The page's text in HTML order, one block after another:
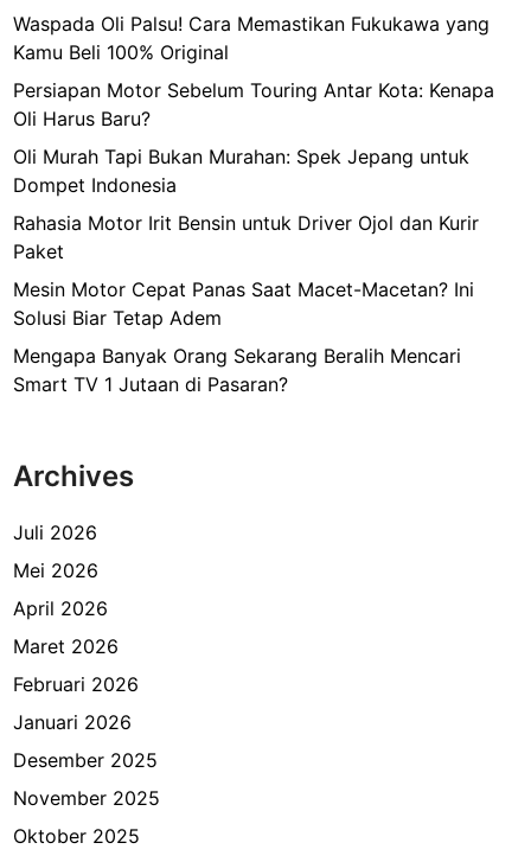
Waspada Oli Palsu! Cara Memastikan Fukukawa yang
Kamu Beli 100% Original
Persiapan Motor Sebelum Touring Antar Kota: Kenapa
Oli Harus Baru?
Oli Murah Tapi Bukan Murahan: Spek Jepang untuk
Dompet Indonesia
Rahasia Motor Irit Bensin untuk Driver Ojol dan Kurir
Paket
Mesin Motor Cepat Panas Saat Macet-Macetan? Ini
Solusi Biar Tetap Adem
Mengapa Banyak Orang Sekarang Beralih Mencari
Smart TV 1 Jutaan di Pasaran?
Archives
Juli 2026
Mei 2026
April 2026
Maret 2026
Februari 2026
Januari 2026
Desember 2025
November 2025
Oktober 2025